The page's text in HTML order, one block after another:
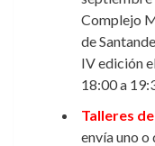
Complejo
de
IV edición
18:00 a
Talleres
envía uno